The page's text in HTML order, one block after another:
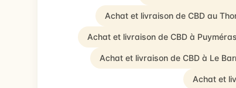
Achat et livraison de CBD au
Achat et livraison de CBD à
Achat et livraison de CBD à Le
Achat et